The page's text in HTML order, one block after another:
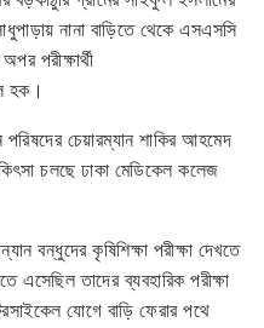
নানা বাড়িতে থেকে এসএসসি
পরীক্ষার্থী
হক।
চেয়ারম্যান শাকির আহমেদ
চলছে ঢাকা মেডিকেল কলেজ
বন্ধুদের কৃষিশিক্ষা পরীক্ষা দেখতে
এসেছিল তাদের ব্যবহারিক পরীক্ষা
যোগে বাড়ি ফেরার পথে